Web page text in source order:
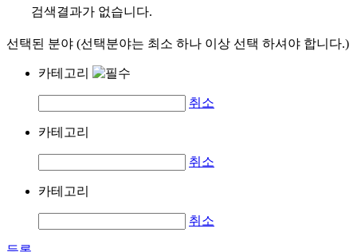
검색결과가 없습니다.
선택된 분야 (선택분야는 최소 하나 이상 선택 하셔야 합니다.)
카테고리
취소
카테고리
취소
카테고리
취소